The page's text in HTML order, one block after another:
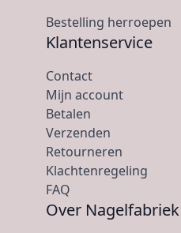
Bestelling herroepen
Klantenservice
Contact
Mijn account
Betalen
Verzenden
Retourneren
Klachtenregeling
FAQ
Over Nagelfabriek